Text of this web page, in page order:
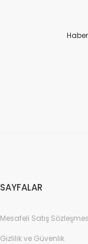
SAYFALAR
Mesafeli Satış
Gizlilik ve Güvenlik